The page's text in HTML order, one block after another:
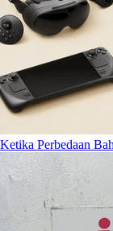
Ketika Perbedaan